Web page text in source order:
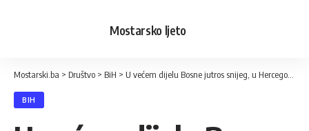
Mostarsko ljeto
Mostarski.ba > Društvo > BiH > U većem dijelu Bosne jutros snijeg, u Hercegovini kiša
BIH